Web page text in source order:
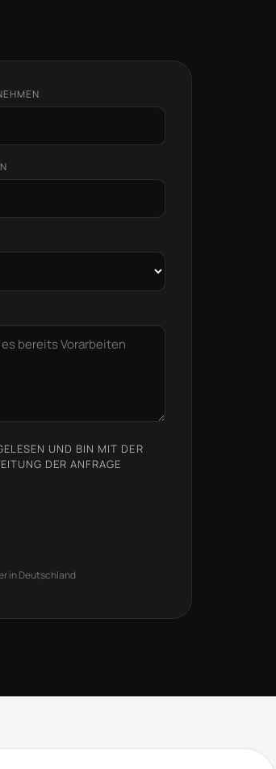
UND BIN MIT DER
DER ANFRAGE
in Deutschland